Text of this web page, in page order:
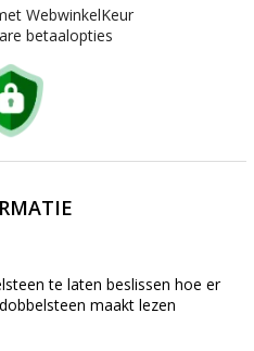
WebwinkelKeur
betaalopties
te laten beslissen hoe er
maakt lezen